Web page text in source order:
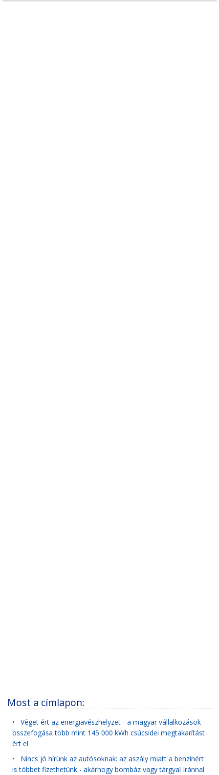
Most a címlapon:
• Véget ért az energiavészhelyzet - a magyar vállalkozások
összefogása több mint 145 000 kWh csúcsidei megtakarítást
ért el
• Nincs jó hírünk az autósoknak: az aszály miatt a benzinért
is többet fizethetünk - akárhogy bombáz vagy tárgyal Iránnal